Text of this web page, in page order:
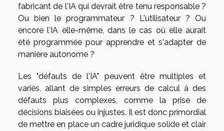
fabricant de l'IA qui devrait être tenu responsable ?
Ou bien le programmateur ? L'utilisateur ? Ou
encore l'IA elle-même, dans le cas où elle aurait
été programmée pour apprendre et s'adapter de
manière autonome ?
Les "défauts de l'IA" peuvent être multiples et
variés, allant de simples erreurs de calcul à des
défauts plus complexes, comme la prise de
décisions biaisées ou injustes. Il est donc primordial
de mettre en place un cadre juridique solide et clair